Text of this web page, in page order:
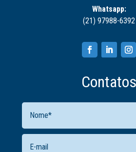
Whatsapp:
(21) 97988-6392
Contatos